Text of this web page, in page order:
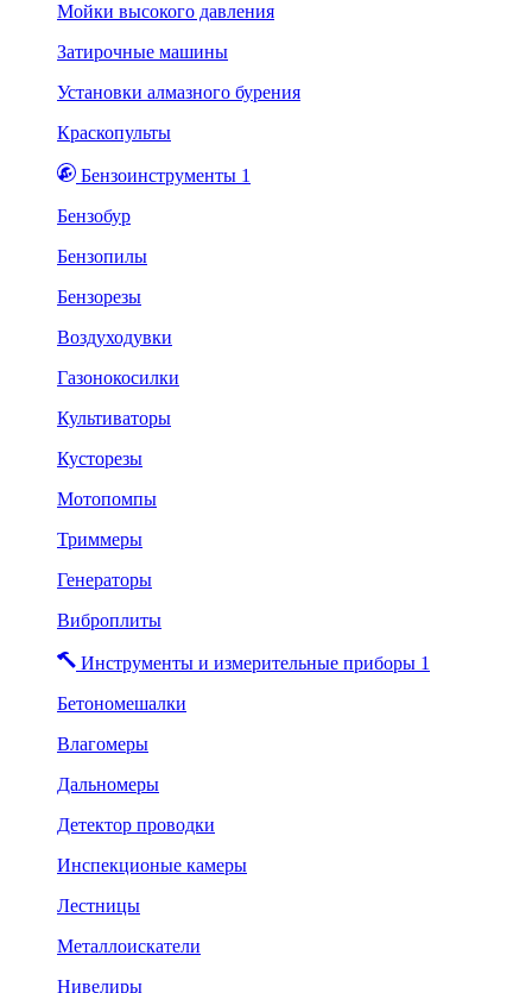
Мойки высокого давления
Затирочные машины
Установки алмазного бурения
Краскопульты
Бензоинструменты 1
Бензобур
Бензопилы
Бензорезы
Воздуходувки
Газонокосилки
Культиваторы
Кусторезы
Мотопомпы
Триммеры
Генераторы
Виброплиты
Инструменты и измерительные приборы 1
Бетономешалки
Влагомеры
Дальномеры
Детектор проводки
Инспекционые камеры
Лестницы
Металлоискатели
Нивелиры